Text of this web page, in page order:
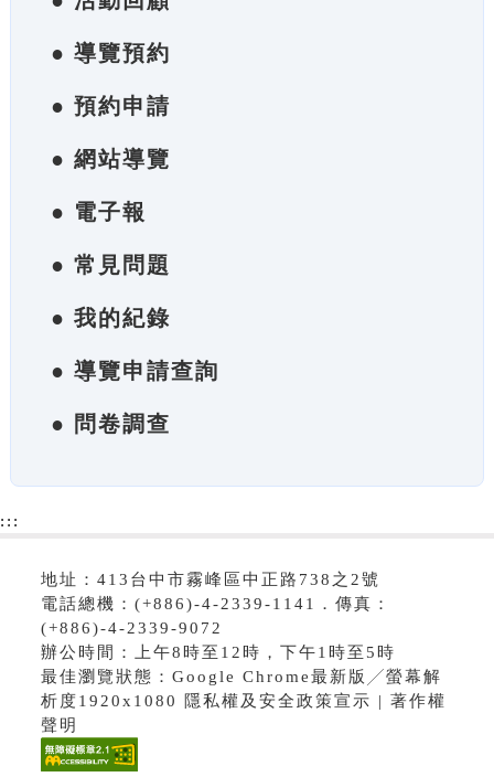
● 導覽預約
● 預約申請
● 網站導覽
● 電子報
● 常見問題
● 我的紀錄
● 導覽申請查詢
● 問卷調查
:::
地址：413台中市霧峰區中正路738之2號
電話總機：(+886)-4-2339-1141．傳真：
(+886)-4-2339-9072
辦公時間：上午8時至12時，下午1時至5時
最佳瀏覽狀態：Google Chrome最新版╱螢幕解
析度1920x1080 隱私權及安全政策宣示 | 著作權
聲明